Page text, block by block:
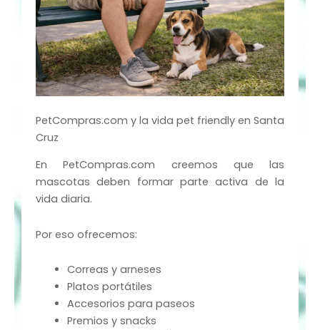
PetCompras.com y la vida pet friendly en Santa
Cruz
En PetCompras.com creemos que las
mascotas deben formar parte activa de la
vida diaria.
Por eso ofrecemos:
Correas y arneses
Platos portátiles
Accesorios para paseos
Premios y snacks